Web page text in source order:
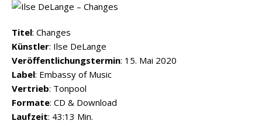
Titel: Changes
Künstler: Ilse DeLange
Veröffentlichungstermin: 15. Mai 2020
Label: Embassy of Music
Vertrieb: Tonpool
Formate: CD & Download
Laufzeit: 43:13 Min.